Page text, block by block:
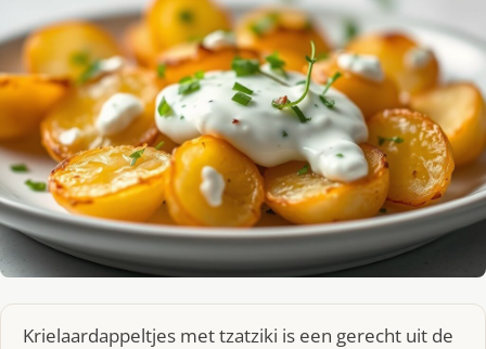
Krielaardappeltjes met tzatziki is een gerecht uit de